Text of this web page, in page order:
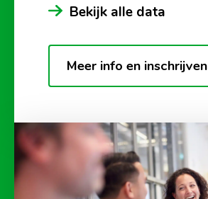
Bekijk alle data
Meer info en inschrijven